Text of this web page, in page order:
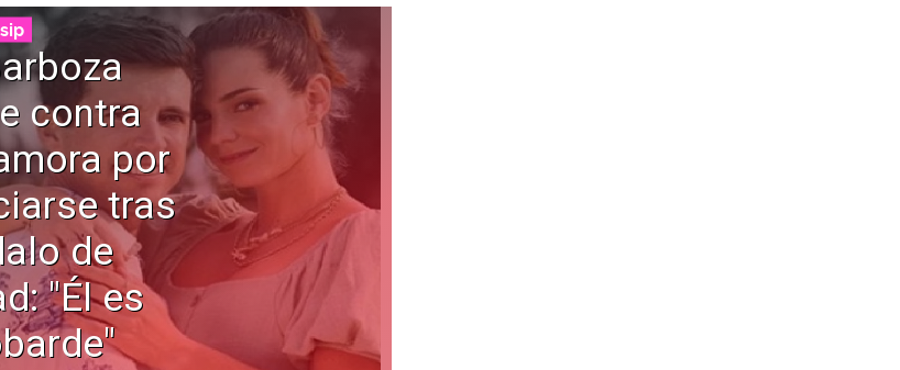
contra
por
tras
de
"Él es